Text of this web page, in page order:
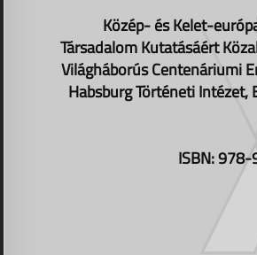
Közép- és Kelet-
Társadalom Kutatásáért
Világháborús Centenáriumi
Habsburg Történeti Intézet,
ISBN: